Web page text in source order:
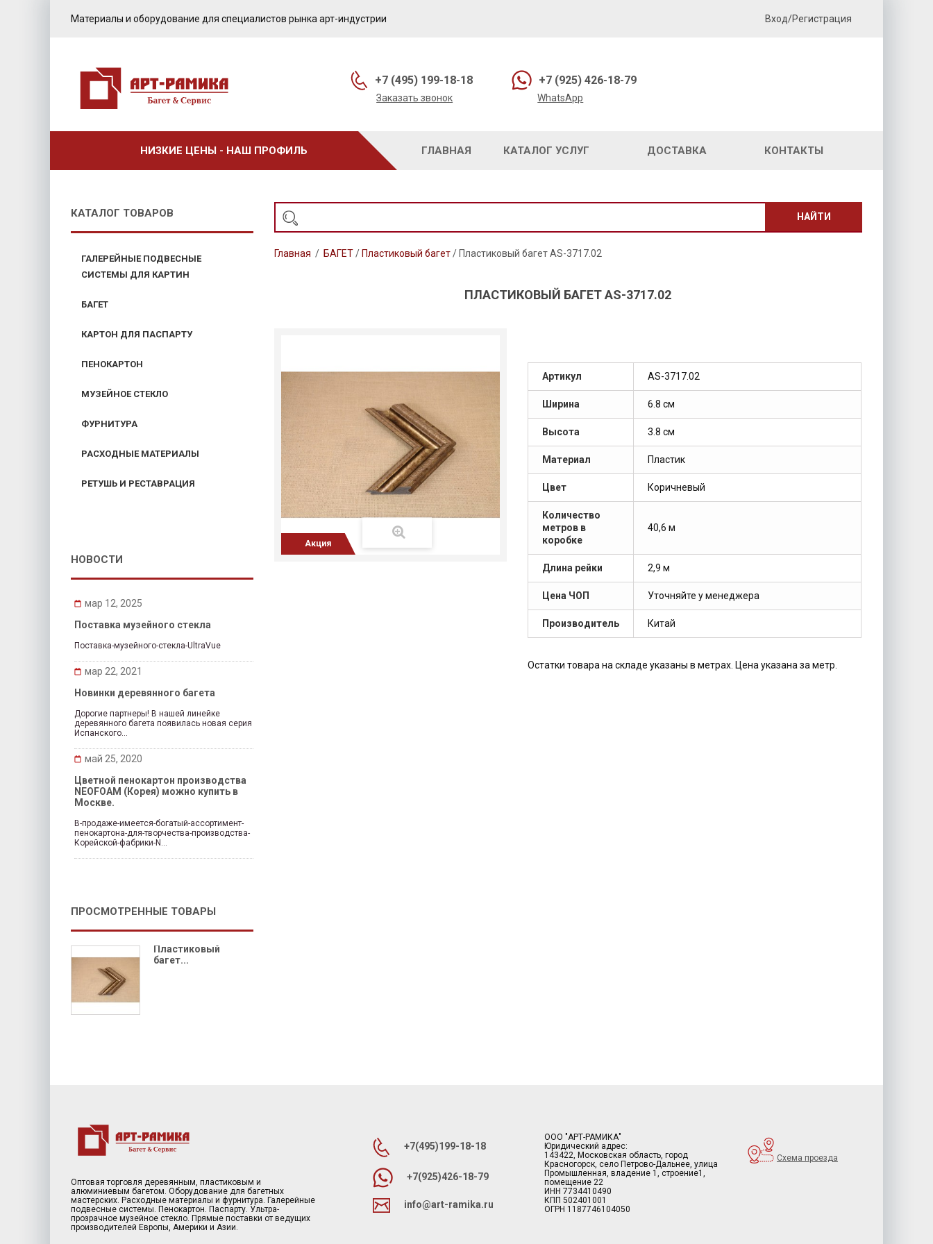
Материалы и оборудование для специалистов рынка арт-индустрии Вход/Регистрация
+7 (495) 199-18-18
Заказать звонок
+7 (925) 426-18-79
WhatsApp
НИЗКИЕ ЦЕНЫ - НАШ ПРОФИЛЬ ГЛАВНАЯ КАТАЛОГ УСЛУГ ДОСТАВКА КОНТАКТЫ
КАТАЛОГ ТОВАРОВ
ГАЛЕРЕЙНЫЕ ПОДВЕСНЫЕ
СИСТЕМЫ ДЛЯ КАРТИН
БАГЕТ
КАРТОН ДЛЯ ПАСПАРТУ
ПЕНОКАРТОН
МУЗЕЙНОЕ СТЕКЛО
ФУРНИТУРА
РАСХОДНЫЕ МАТЕРИАЛЫ
РЕТУШЬ И РЕСТАВРАЦИЯ
НОВОСТИ
мар 12, 2025
Поставка музейного стекла
Поставка-музейного-стекла-UltraVue
мар 22, 2021
Новинки деревянного багета
Дорогие партнеры! В нашей линейке
деревянного багета появилась новая серия
Испанского...
май 25, 2020
Цветной пенокартон производства
NEOFOAM (Корея) можно купить в
Москве.
В-продаже-имеется-богатый-ассортимент-
пенокартона-для-творчества-производства-
Корейской-фабрики-N...
ПРОСМОТРЕННЫЕ ТОВАРЫ
Пластиковый
багет...
НАЙТИ
Главная / БАГЕТ / Пластиковый багет / Пластиковый багет AS-3717.02
ПЛАСТИКОВЫЙ БАГЕТ AS-3717.02
Акция
Артикул AS-3717.02
Ширина 6.8 см
Высота 3.8 см
Материал Пластик
Цвет Коричневый
Количество
метров в
коробке
40,6 м
Длина рейки 2,9 м
Цена ЧОП Уточняйте у менеджера
Производитель Китай
Остатки товара на складе указаны в метрах. Цена указана за метр.
Оптовая торговля деревянным, пластиковым и
алюминиевым багетом. Оборудование для багетных
мастерских. Расходные материалы и фурнитура. Галерейные
подвесные системы. Пенокартон. Паспарту. Ультра-
прозрачное музейное стекло. Прямые поставки от ведущих
производителей Европы, Америки и Азии.
+7(495)199-18-18
+7(925)426-18-79
info@art-ramika.ru
ООО "АРТ-РАМИКА"
Юридический адрес:
143422, Московская область, город
Красногорск, село Петрово-Дальнее, улица
Промышленная, владение 1, строение1,
помещение 22
ИНН 7734410490
КПП 502401001
ОГРН 1187746104050
Схема проезда